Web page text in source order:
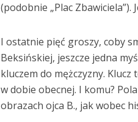
(podobnie „Plac Zbawiciela”).
I ostatnie pięć groszy, coby
Beksińskiej, jeszcze jedna
kluczem do mężczyzny.
w dobie obecnej. I komu?
obrazach ojca B., jak wobec